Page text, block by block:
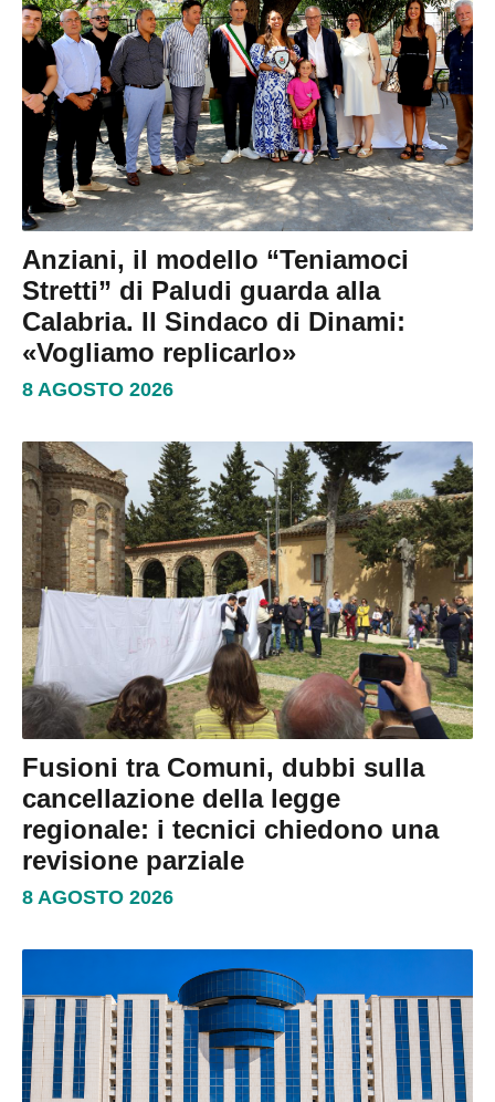
Anziani, il modello “Teniamoci
Stretti” di Paludi guarda alla
Calabria. Il Sindaco di Dinami:
«Vogliamo replicarlo»
8 AGOSTO 2026
Fusioni tra Comuni, dubbi sulla
cancellazione della legge
regionale: i tecnici chiedono una
revisione parziale
8 AGOSTO 2026